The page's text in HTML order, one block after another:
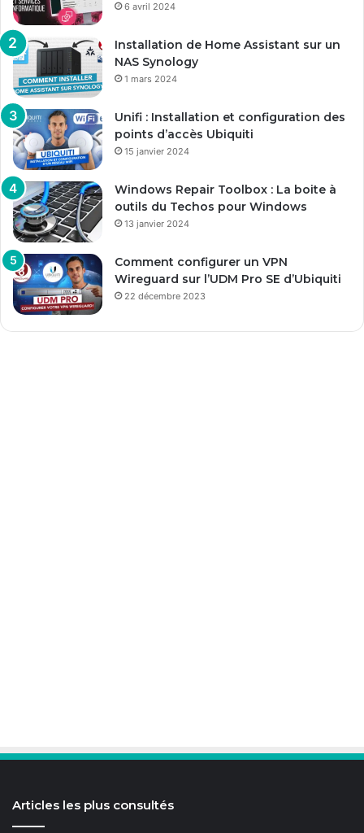
6 avril 2024
Installation de Home Assistant sur un
NAS Synology
1 mars 2024
Unifi : Installation et configuration des
points d’accès Ubiquiti
15 janvier 2024
Windows Repair Toolbox : La boite à
outils du Techos pour Windows
13 janvier 2024
Comment configurer un VPN
Wireguard sur l’UDM Pro SE d’Ubiquiti
22 décembre 2023
Articles les plus consultés